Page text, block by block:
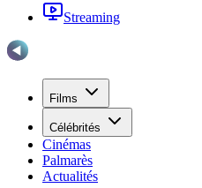
Streaming
Films
Célébrités
Cinémas
Palmarès
Actualités